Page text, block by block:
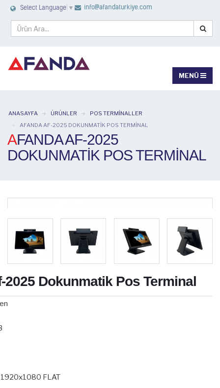
Select Language ▼ info@afandaturkiye.com
ANASAYFA ÜRÜNLER
POS TERMINALLER
AFANDA AF-2025 DOKUNMATIK POS TERMINAL
AFANDA AF-2025
DOKUNMATIK POS TERMINAL
2025 Dokunmatik Pos Terminal
1920x1080 FLAT